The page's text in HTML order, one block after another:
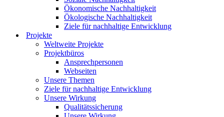
Ökonomische Nachhaltigkeit
Ökologische Nachhaltigkeit
Ziele für nachhaltige Entwicklung
Projekte
Weltweite Projekte
Projektbüros
Ansprechpersonen
Webseiten
Unsere Themen
Ziele für nachhaltige Entwicklung
Unsere Wirkung
Qualitätssicherung